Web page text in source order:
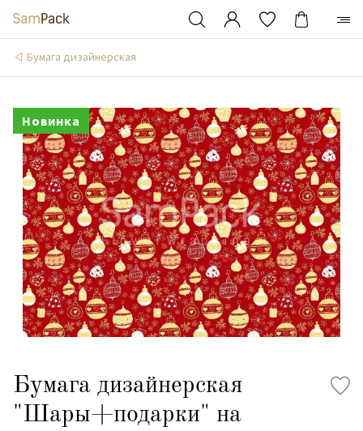
Бумага дизайнерская
Новинка
Бумага дизайнерская
"Шары+подарки" на